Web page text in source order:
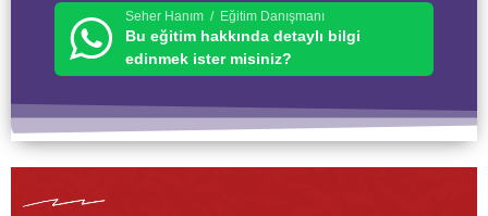
Seher Hanım / Eğitim Danışmanı
Bu eğitim hakkında detaylı bilgi
edinmek ister misiniz?